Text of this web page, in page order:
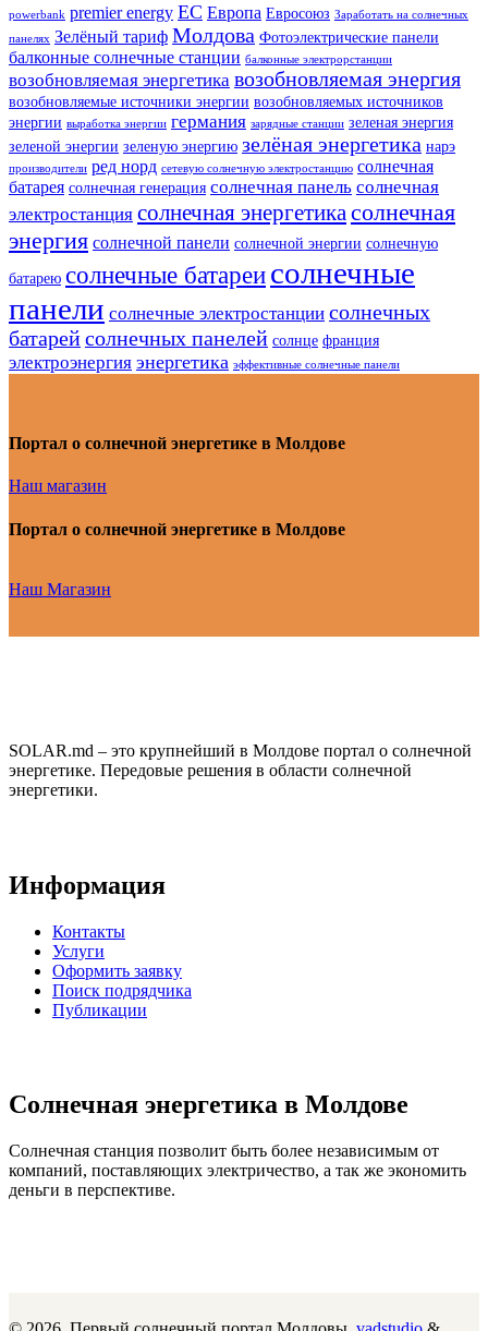
powerbank premier energy ЕС Европа Евросоюз Заработать на солнечных
панелях Зелёный тариф Молдова Фотоэлектрические панели
балконные солнечные станции балконные электрорстанции
возобновляемая энергетика возобновляемая энергия
возобновляемые источники энергии возобновляемых источников
энергии выработка энергии германия зарядные станции зеленая энергия
зеленой энергии зеленую энергию зелёная энергетика нарэ
производители ред норд сетевую солнечную электростанцию солнечная
батарея солнечная генерация солнечная панель солнечная
электростанция солнечная энергетикасолнечная
энергия солнечной панели солнечной энергии солнечную
батарею солнечные батареисолнечные
панели солнечные электростанции солнечных
батарейсолнечных панелей солнце франция
электроэнергия энергетика эффективные солнечные панели
Портал о солнечной энергетике в Молдове
Наш магазин
Портал о солнечной энергетике в Молдове
Наш Магазин
SOLAR.md – это крупнейший в Молдове портал о солнечной
энергетике. Передовые решения в области солнечной
энергетики.
Информация
Контакты
Услуги
Оформить заявку
Поиск подрядчика
Публикации
Солнечная энергетика в Молдове
Солнечная станция позволит быть более независимым от
компаний, поставляющих электричество, а так же экономить
деньги в перспективе.